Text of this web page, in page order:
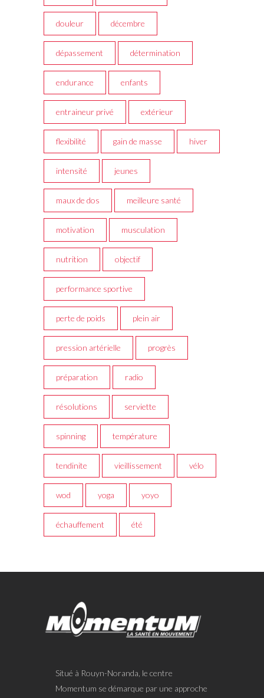
douleur décembre
dépassement détermination
endurance enfants
entraineur privé extérieur
flexibilité gain de masse hiver
intensité jeunes
maux de dos meilleure santé
motivation musculation
nutrition objectif
performance sportive
perte de poids plein air
pression artérielle progrès
préparation radio
résolutions serviette
spinning température
tendinite vieillissement vélo
wod yoga yoyo
échauffement été
Situé à Rouyn-Noranda, le centre
Momentum se démarque par une approche